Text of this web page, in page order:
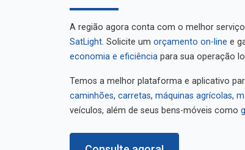
A região agora conta com o melhor serviço
SatLight . Solicite um orçamento on-line
e
economia e eficiência
para sua operação
Temos a melhor plataforma e aplicativo
caminhões
carretas máquinas agrícolas
veículos, além de seus bens-móveis como
Consulte agora!